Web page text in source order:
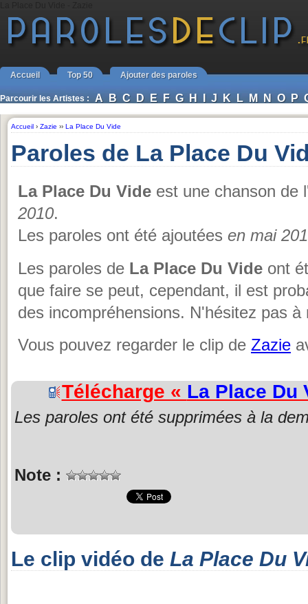
Accueil Top 50 Ajouter des paroles
Parcourir les Artistes : A B C D E F G H I J K L M N O P
Accueil › Zazie ›› La Place Du Vide
Paroles de La Place Du
La Place Du Vide est une chanson de
2010.
Les paroles ont été ajoutées en mai
Les paroles de La Place Du Vide ont
que faire se peut, cependant, il est
des incompréhensions. N'hésitez pas
Vous pouvez regarder le clip de Zazie
Télécharge « La Place Du
Les paroles ont été supprimées à la
Note :
Le clip vidéo de La Place Du